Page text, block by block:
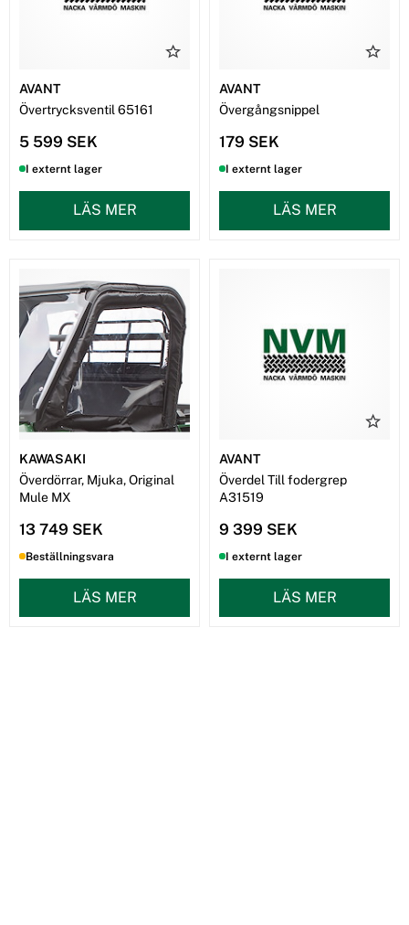
AVANT
Övertrycksventil 65161
5 599 SEK
I externt lager
LÄS MER
AVANT
Övergångsnippel
179 SEK
I externt lager
LÄS MER
KAWASAKI
Överdörrar, Mjuka, Original
Mule MX
13 749 SEK
Beställningsvara
LÄS MER
AVANT
Överdel Till fodergrep
A31519
9 399 SEK
I externt lager
LÄS MER